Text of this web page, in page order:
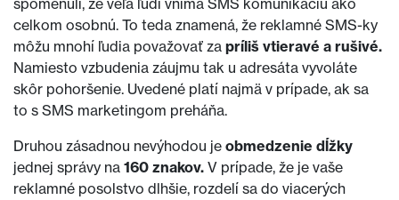
spomenuli, že veľa ľudí vníma SMS komunikáciu ako
celkom osobnú. To teda znamená, že reklamné SMS-ky
môžu mnohí ľudia považovať za príliš vtieravé a rušivé.
Namiesto vzbudenia záujmu tak u adresáta vyvoláte
skôr pohoršenie. Uvedené platí najmä v prípade, ak sa
to s SMS marketingom preháňa.
Druhou zásadnou nevýhodou je obmedzenie dĺžky
jednej správy na 160 znakov. V prípade, že je vaše
reklamné posolstvo dlhšie, rozdelí sa do viacerých